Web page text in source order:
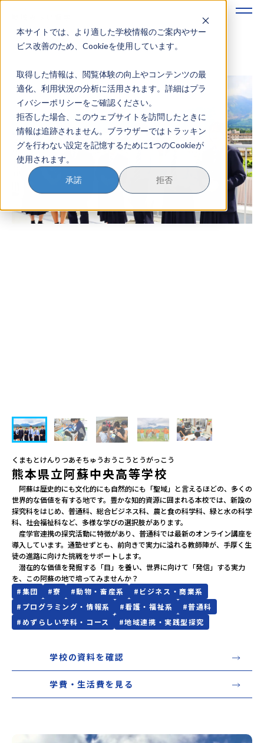
本サイトでは、より適した学校情報のご案内やサー
ビス改善のため、Cookieを使用しています。
取得した情報は、閲覧体験の向上やコンテンツの最
適化、利用状況の分析に活用されます。詳細はプラ
イバシーポリシーをご確認ください。
拒否した場合、このウェブサイトを訪問したときに
情報は追跡されません。ブラウザーではトラッキン
グを行わない設定を記憶するために1つのCookieが
使用されます。
承諾 拒否
地域みらい留学のすすめかた
地域みらい留学とは
学校を探す
イベントを探す
おためし地域留学
マガジン
奨学金について
くまもとけんりつあそちゅうおうこうとうがっこう
熊本県立阿蘇中央高等学校
阿蘇は歴史的にも文化的にも自然的にも「聖域」と言えるほどの、多くの
世界的な価値を有する地です。豊かな知的資源に囲まれる本校では、新設の
探究科をはじめ、普通科、総合ビジネス科、農と食の科学科、緑と水の科学
科、社会福祉科など、多様な学びの選択肢があります。
産学官連携の探究活動に特徴があり、普通科では最新のオンライン講座を
導入しています。通塾せずとも、前向きで実力に溢れる教師陣が、手厚く生
徒の進路に向けた挑戦をサポートします。
潜在的な価値を発掘する「目」を養い、世界に向けて「発信」する実力
を、この阿蘇の地で培ってみませんか？
#集団 #寮 #動物・畜産系 # ビジネス・商業系
# プログラミング・情報系 #看護・福祉系 #普通科
#めずらしい学科・コース #地域連携・実践型探究
学校の資料を確認
学費・生活費を見る